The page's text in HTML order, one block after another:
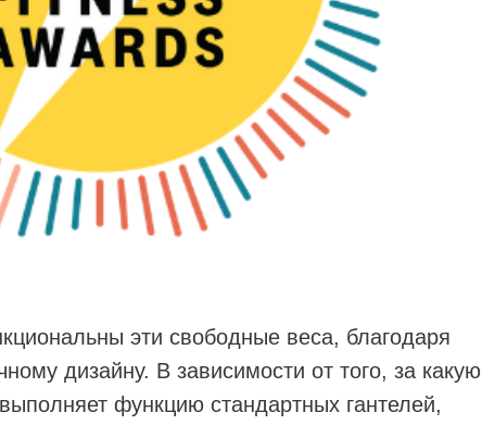
эти свободные веса, благодаря
дизайну. В зависимости от того, за какую
функцию стандартных гантелей,